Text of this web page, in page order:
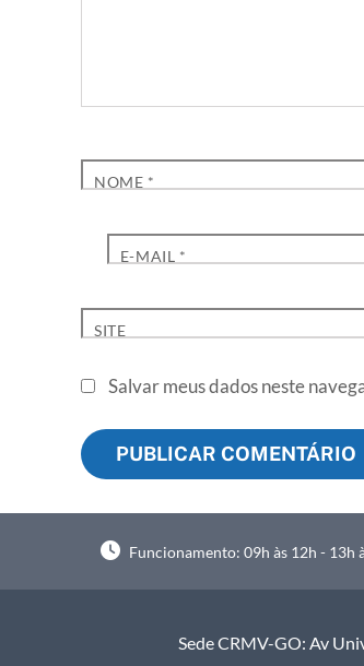
NOME *
E-MAIL *
SITE
Salvar meus dados neste
Funcionamento: 09h às 12h - 13h
Sede CRMV-GO: Av